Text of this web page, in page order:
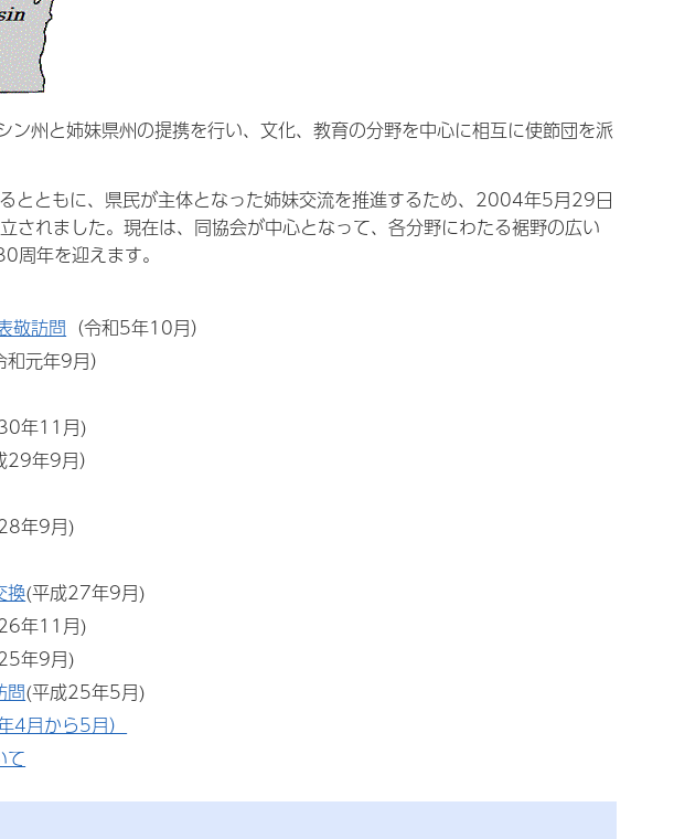
州と姉妹県州の提携を行い、文化、教育の分野を中心に相互に使節団を派
とともに、県民が主体となった姉妹交流を推進するため、2004年5月29日
されました。現在は、同協会が中心となって、各分野にわたる裾野の広い
年を迎えます。
敬訪問 （令和5年10月）
和元年9月）
年11月)
29年9月）
年9月)
換(平成27年9月)
年11月)
年9月)
問(平成25年5月)
4月から5月）
て